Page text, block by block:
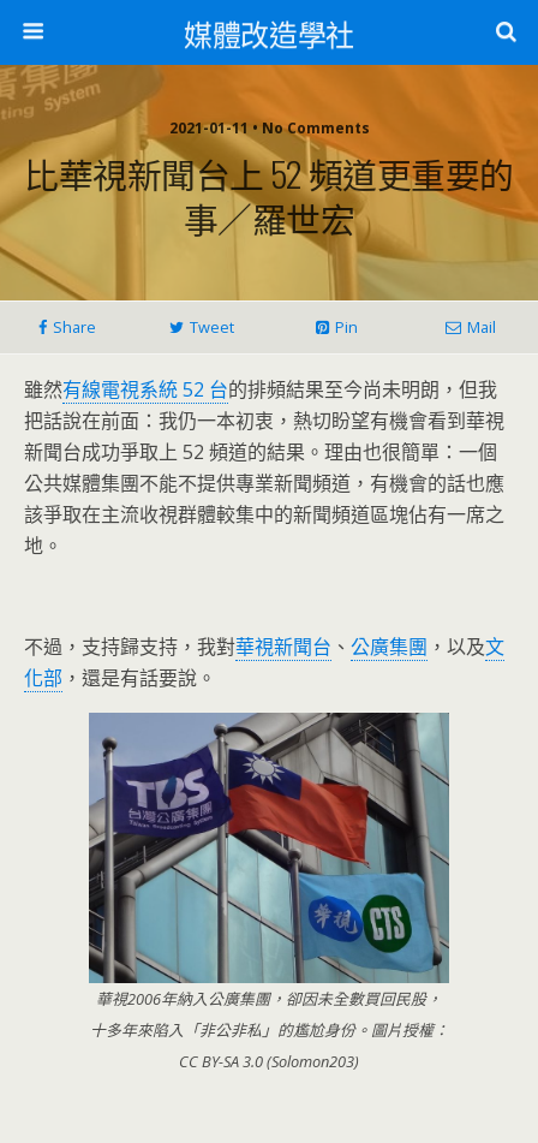
媒體改造學社
2021-01-11 • No Comments
比華視新聞台上 52 頻道更重要的
事／羅世宏
Share Tweet Pin Mail
雖然有線電視系統 52 台的排頻結果至今尚未明朗，但我
把話說在前面：我仍一本初衷，熱切盼望有機會看到華視
新聞台成功爭取上 52 頻道的結果。理由也很簡單：一個
公共媒體集團不能不提供專業新聞頻道，有機會的話也應
該爭取在主流收視群體較集中的新聞頻道區塊佔有一席之
地。
不過，支持歸支持，我對華視新聞台 、 公廣集團 ，以及文
化部 ，還是有話要說。
華視2006年納入公廣集團，卻因未全數買回民股，
十多年來陷入「非公非私」的尷尬身份。圖片授權：
CC BY-SA 3.0 (Solomon203)